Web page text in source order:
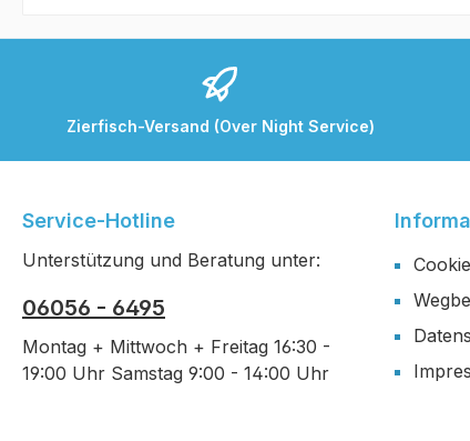
Zierfisch-Versand (Over Night Service)
Service-Hotline
Unterstützung und Beratung unter:
06056 - 6495
Montag + Mittwoch + Freitag 16:30 -
19:00 Uhr Samstag 9:00 - 14:00 Uhr